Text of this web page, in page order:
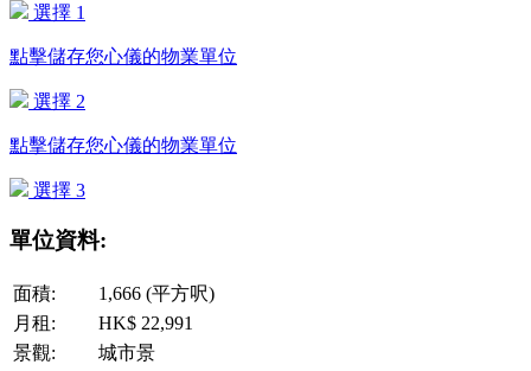
選擇 1
點擊儲存您心儀的物業單位
選擇 2
點擊儲存您心儀的物業單位
選擇 3
單位資料:
面積:
1,666 (平方呎)
月租:
HK$ 22,991
景觀:
城市景